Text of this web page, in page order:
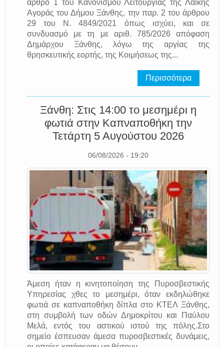
άρθρο 1 του Κανονισμού Λειτουργίας της Λαϊκής
Αγοράς του Δήμου Ξάνθης, την παρ. 2 του άρθρου
29 του Ν. 4849/2021 όπως ισχύει, και σε
συνδυασμό με τη με αριθ. 785/2026 απόφαση
Δημάρχου Ξάνθης, λόγω της αργίας της
θρησκευτικής εορτής, της Κοιμήσεως της...
Περισσότερα
Ξάνθη: Στις 14:00 το μεσημέρι η
φωτιά στην Καπναποθήκη την
Τετάρτη 5 Αυγούστου 2026
06/08/2026 - 19:20
Άμεση ήταν η κινητοποίηση της Πυροσβεστικής
Υπηρεσίας χθες το μεσημέρι, όταν εκδηλώθηκε
φωτιά σε καπναποθήκη δίπλα στο ΚΤΕΛ Ξάνθης,
στη συμβολή των οδών Δημοκρίτου και Παύλου
Μελά, εντός του αστικού ιστού της πόλης.Στο
σημείο έσπευσαν άμεσα πυροσβεστικές δυνάμεις,